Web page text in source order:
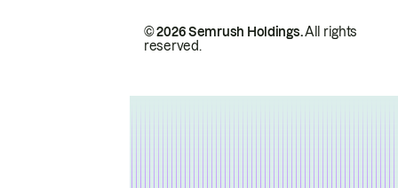
© 2026 Semrush Holdings.All rights
reserved.